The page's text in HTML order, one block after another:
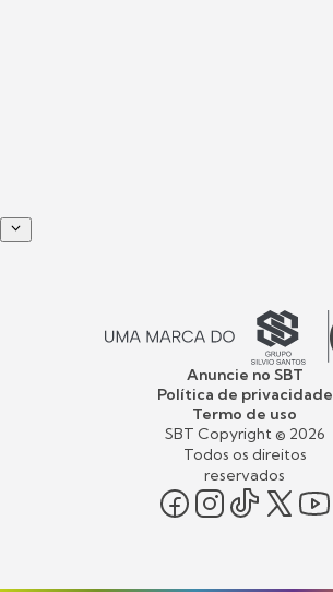
Anuncie no SBT
Política de privacidade
Termo de uso
SBT Copyright © 2026
Todos os direitos
reservados